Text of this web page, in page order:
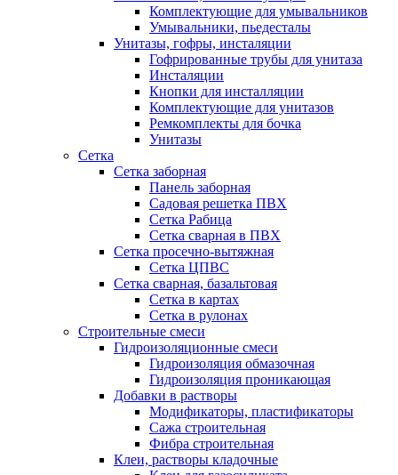
Комплектующие для умывальников
Умывальники, пьедесталы
Унитазы, гофры, инсталяции
Гофрированные трубы для унитаза
Инсталяции
Кнопки для инсталляции
Комплектующие для унитазов
Ремкомплекты для бочка
Унитазы
Сетка
Сетка заборная
Панель заборная
Садовая решетка ПВХ
Сетка Рабица
Сетка сварная в ПВХ
Сетка просечно-вытяжная
Сетка ЦПВС
Сетка сварная, базальтовая
Сетка в картах
Сетка в рулонах
Строительные смеси
Гидроизоляционные смеси
Гидроизоляция обмазочная
Гидроизоляция проникающая
Добавки в растворы
Модификаторы, пластификаторы
Сажа строительная
Фибра строительная
Клеи, растворы кладочные